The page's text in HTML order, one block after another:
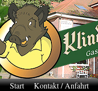
Start Kontakt / Anfahrt